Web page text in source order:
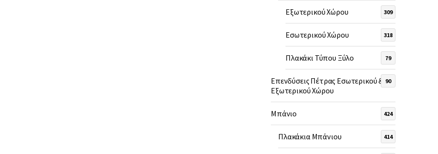
Εξωτερικού Χώρου 309
Εσωτερικού Χώρου 318
Πλακάκι Τύπου Ξύλο 79
Επενδύσεις Πέτρας Εσωτερικού &
Εξωτερικού Χώρου
90
Μπάνιο 424
Πλακάκια Μπάνιου 414